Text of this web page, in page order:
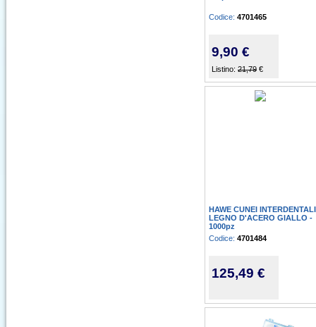
Codice: 4701465
9,90 €
Listino: 21,79 €
HAWE CUNEI INTERDENTALI
LEGNO D'ACERO GIALLO -
1000pz
Codice: 4701484
125,49 €